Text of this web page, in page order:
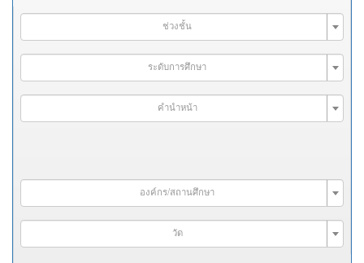
ช่วงชั้น
ระดับการศึกษา
คำนำหน้า
องค์กร/สถานศึกษา
วัด